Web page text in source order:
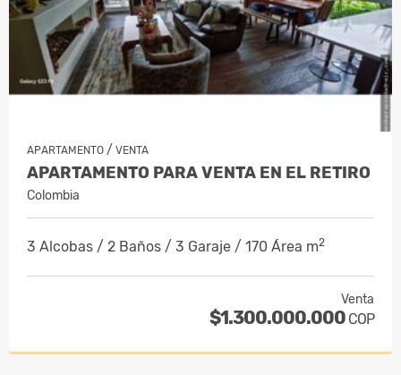
APARTAMENTO / VENTA
APARTAMENTO PARA VENTA EN EL RETIRO
Colombia
3 Alcobas / 2 Baños / 3 Garaje / 170 Área m2
Venta
$1.300.000.000 COP